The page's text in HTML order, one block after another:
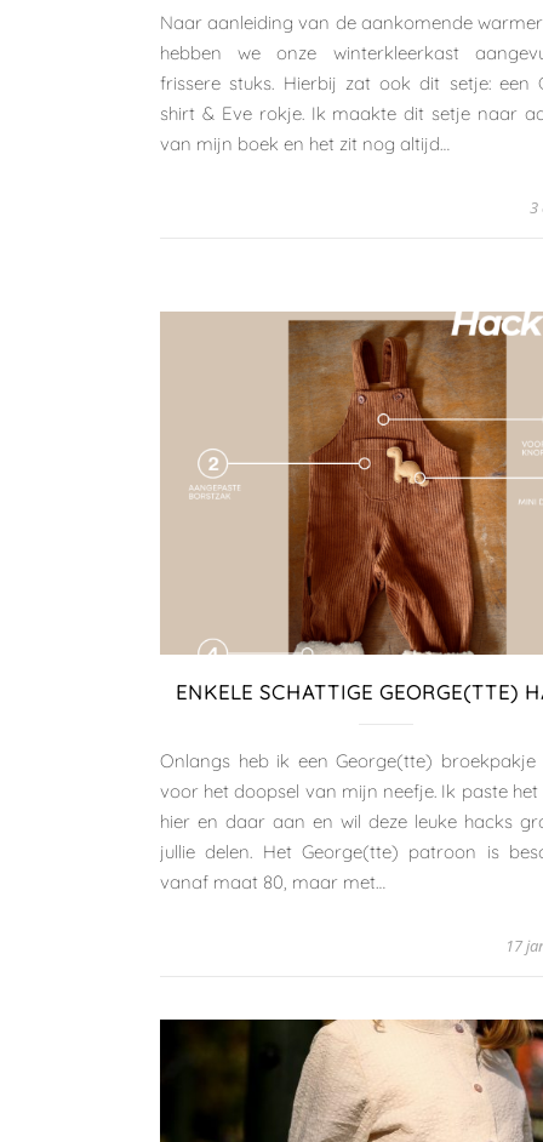
Naar aanleiding van de aankomende
hebben we onze winterkleerkast
frissere stuks. Hierbij zat ook dit setje: een
shirt & Eve rokje. Ik maakte dit setje naar
van mijn boek en het zit nog altijd…
3
ENKELE SCHATTIGE GEORGE(TTE)
Onlangs heb ik een George(tte) broekpakje
voor het doopsel van mijn neefje. Ik paste
hier en daar aan en wil deze leuke hacks
jullie delen. Het George(tte) patroon is
vanaf maat 80, maar met…
17